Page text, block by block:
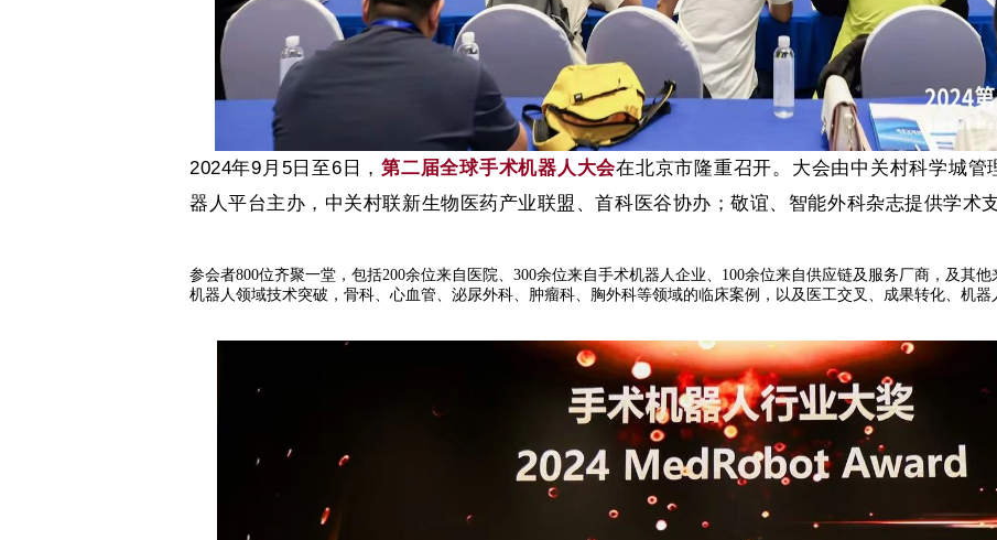
2024年9 月 5 日至6 日，第二届全球手术机器人大会在北京市隆重召开。大会由中关村科学城管
器人平台主办 ， 中关村联新生物医药产业联盟 、首科医谷协办；敬谊、智能外科杂志提供学术支
参会者800位齐聚一堂，包括200余位来自医院、300余位来自手术机器人企业、100余位来自供应链及服务厂商，及其
机器人领域技术突破，骨科、心血管、泌尿外科、肿瘤科、胸外科等领域的临床案例，以及医工交叉、成果转化、机器